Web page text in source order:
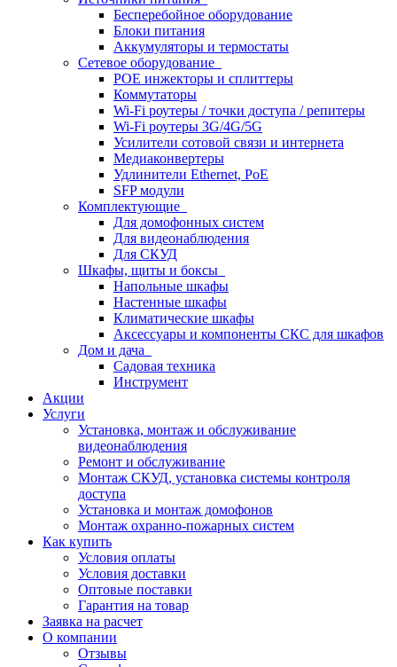
Бесперебойное оборудование
Блоки питания
Аккумуляторы и термостаты
Сетевое оборудование
POE инжекторы и сплиттеры
Коммутаторы
Wi-Fi роутеры / точки доступа / репитеры
Wi-Fi роутеры 3G/4G/5G
Усилители сотовой связи и интернета
Медиаконвертеры
Удлинители Ethernet, PoE
SFP модули
Комплектующие
Для домофонных систем
Для видеонаблюдения
Для СКУД
Шкафы, щиты и боксы
Напольные шкафы
Настенные шкафы
Климатические шкафы
Аксессуары и компоненты СКС для шкафов
Дом и дача
Садовая техника
Инструмент
Акции
Услуги
Установка, монтаж и обслуживание
видеонаблюдения
Ремонт и обслуживание
Монтаж СКУД, установка системы контроля
доступа
Установка и монтаж домофонов
Монтаж охранно-пожарных систем
Как купить
Условия оплаты
Условия доставки
Оптовые поставки
Гарантия на товар
Заявка на расчет
О компании
Отзывы